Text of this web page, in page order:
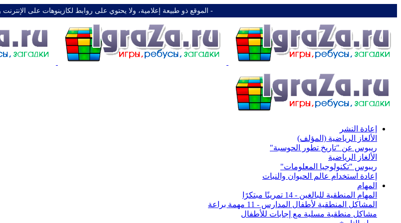
-️ الموقع ذو طبيعة إعلامية، ولا يحتوي على روابط لكازينوهات على الإنترنت
إعادة النشر
الألغاز الرياضية (المؤلف)
ريبوس عن "تاريخ تطور الحوسبة"
الألغاز الرياضية
ريبوس "تكنولوجيا المعلومات"
إعادة استخدام عالم الحيوان والنبات
المهام
المهام المنطقية للبالغين - 14 تمرينًا مبتكرًا
المشاكل المنطقية لأطفال المدارس - 11 مهمة براعة
مشاكل منطقية مسلية مع إجابات للأطفال